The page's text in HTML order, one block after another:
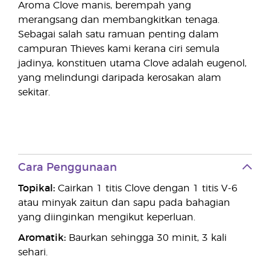
Aroma Clove manis, berempah yang
merangsang dan membangkitkan tenaga.
Sebagai salah satu ramuan penting dalam
campuran Thieves kami kerana ciri semula
jadinya, konstituen utama Clove adalah eugenol,
yang melindungi daripada kerosakan alam
sekitar.
Cara Penggunaan
Topikal: Cairkan 1 titis Clove dengan 1 titis V-6
atau minyak zaitun dan sapu pada bahagian
yang diinginkan mengikut keperluan.
Aromatik: Baurkan sehingga 30 minit, 3 kali
sehari.